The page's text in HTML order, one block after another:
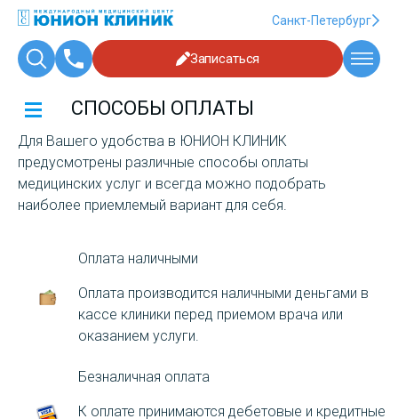
Санкт-Петербург
Записаться
СПОСОБЫ ОПЛАТЫ
Для Вашего удобства в ЮНИОН КЛИНИК
предусмотрены различные способы оплаты
медицинских услуг и всегда можно подобрать
наиболее приемлемый вариант для себя.
Оплата наличными
Оплата производится наличными деньгами в
кассе клиники перед приемом врача или
оказанием услуги.
Безналичная оплата
К оплате принимаются дебетовые и кредитные